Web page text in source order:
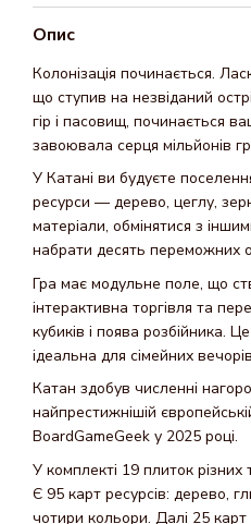
Опис
Колонізація починається.
що ступив на незвіданий
гір і пасовищ, починається
завоювала серця мільйонів
У Катані ви будуєте
ресурси — дерево, цеглу,
матеріали, обмінятися з
набрати десять переможних
Гра має модульне поле, що
інтерактивна торгівля та
кубиків і поява розбійника.
ідеальна для сімейних
Катан здобув численні
найпрестижнішій
BoardGameGeek у 2025 році.
У комплекті 19 плиток
Є 95 карт ресурсів: дерево,
чотири кольори. Далі 25 карт